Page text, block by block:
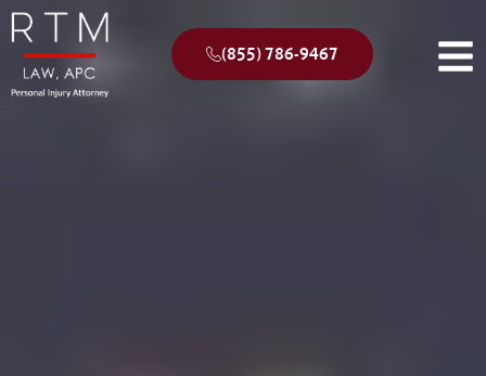
(855) 786-9467